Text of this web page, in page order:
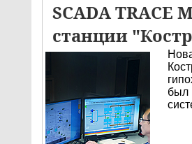
SCADA TRACE
станции
был